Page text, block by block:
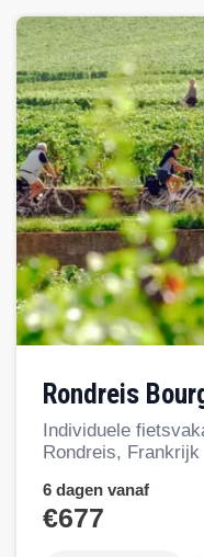
Rondreis
Individuele
Rondreis, Frankrijk
6 dagen vanaf
€677